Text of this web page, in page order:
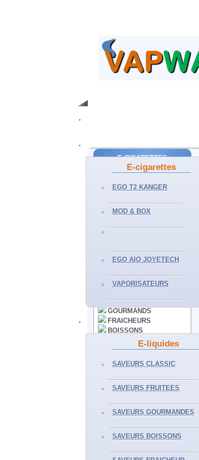
E-cigarettes
EGO T2 KANGER
MOD & BOX
EGO AIO JOYETECH
VAPORISATEURS
E-liquides
SAVEURS CLASSIC
SAVEURS FRUITEES
SAVEURS GOURMANDES
SAVEURS BOISSONS
E-CIGARETTES
SUBVOD Kanger
FRUITS
GOURMANDS
FRAICHEURS
BOISSONS
50ML ET+
SELS DE NICOTINE
ACCESSOIRES
CLEAROMISEURS
RESISTANCES
ACCUS - PILES
DIVERS